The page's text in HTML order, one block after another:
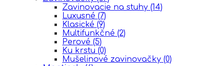
Zavinovacie na stuhy (14)
Luxusné (7)
Klasické (9)
Multifunkčné (2)
Perové (5)
Ku krstu (0)
Mušelinové zavinovačky (0)